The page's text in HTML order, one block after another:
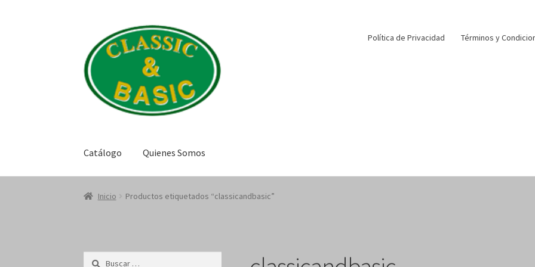
navegación
contenido
Política de Privacidad Términos y
Catálogo Quienes Somos
Inicio Productos etiquetados “classicandbasic”
Buscar: